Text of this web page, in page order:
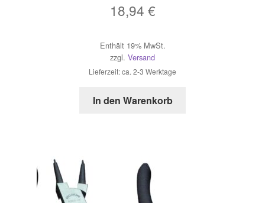
18,94 €
Enthält 19% MwSt.
zzgl. Versand
Lieferzeit: ca. 2-3 Werktage
In den Warenkorb